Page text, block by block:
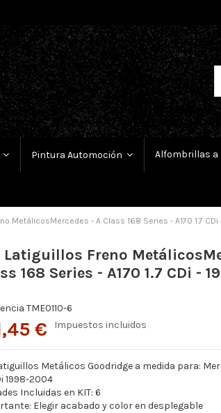
Pintura Automoción Alfombrillas a
MetálicosMercedes - A Class 168 Series - A170 1.7
Latiguillos Freno
168 Series - A170 1.7 CDi -
TME0110-6
€ Impuestos incluidos
Metálicos Goodridge a medida para:
1998-2004
Incluidas en KIT: 6
Elegir acabado y color en desplegable